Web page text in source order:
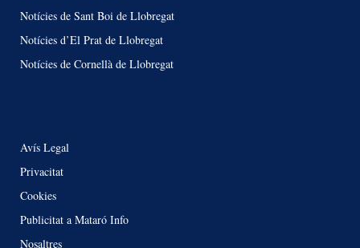
Notícies de Sant Boi de Llobregat
Notícies d’El Prat de Llobregat
Notícies de Cornellà de Llobregat
Avís Legal
Privacitat
Cookies
Publicitat a Mataró Info
Nosaltres